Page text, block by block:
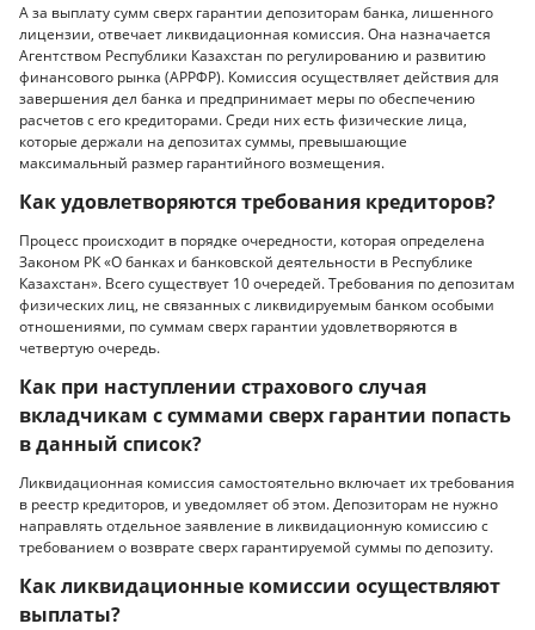
А за выплату сумм сверх гарантии депозиторам банка, лишенного
лицензии, отвечает ликвидационная комиссия. Она назначается
Агентством Республики Казахстан по регулированию и развитию
финансового рынка (АРРФР). Комиссия осуществляет действия для
завершения дел банка и предпринимает меры по обеспечению
расчетов с его кредиторами. Среди них есть физические лица,
которые держали на депозитах суммы, превышающие
максимальный размер гарантийного возмещения.
Как удовлетворяются требования кредиторов?
Процесс происходит в порядке очередности, которая определена
Законом РК «О банках и банковской деятельности в Республике
Казахстан». Всего существует 10 очередей. Требования по депозитам
физических лиц, не связанных с ликвидируемым банком особыми
отношениями, по суммам сверх гарантии удовлетворяются в
четвертую очередь.
Как при наступлении страхового случая
вкладчикам с суммами сверх гарантии попасть
в данный список?
Ликвидационная комиссия самостоятельно включает их требования
в реестр кредиторов, и уведомляет об этом. Депозиторам не нужно
направлять отдельное заявление в ликвидационную комиссию с
требованием о возврате сверх гарантируемой суммы по депозиту.
Как ликвидационные комиссии осуществляют
выплаты?